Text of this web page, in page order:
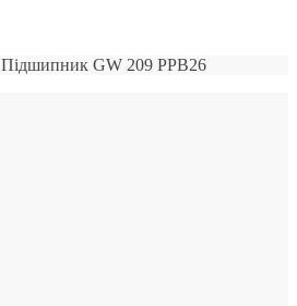
Підшипник GW 209 PPB26